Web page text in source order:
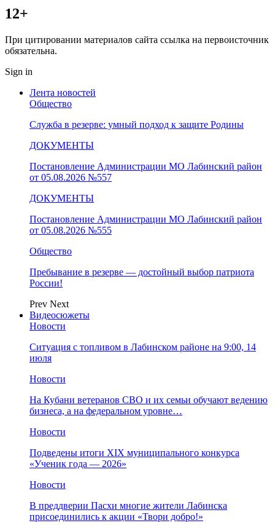
12+
При цитировании материалов сайта ссылка на первоисточник
обязательна.
Sign in
Лента новостей
Общество
Служба в резерве: умный подход к защите Родины
ДОКУМЕНТЫ
Постановление Администрации МО Лабинский район
от 05.08.2026 №557
ДОКУМЕНТЫ
Постановление Администрации МО Лабинский район
от 05.08.2026 №555
Общество
Пребывание в резерве — достойный выбор патриота
России!
Prev Next
Видеосюжеты
Новости
Ситуация с топливом в Лабинском районе на 9:00, 14
июля
Новости
На Кубани ветеранов СВО и их семьи обучают ведению
бизнеса, а на федеральном уровне…
Новости
Подведены итоги XIX муниципального конкурса
«Ученик года — 2026»
Новости
В преддверии Пасхи многие жители Лабинска
присоединились к акции «Твори добро!»